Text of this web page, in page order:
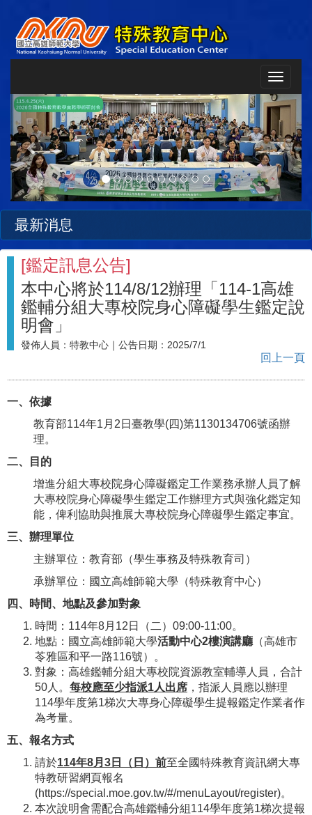
Toggle
Previous Next
最新消息
[鑑定訊息公告]
本中心將於114/8/12辦理「114-1高雄
鑑輔分組大專校院身心障礙學生鑑定說
明會」
發佈人員： 特教中心 ｜公告日期： 2025/7/1
回上一頁
一、依據
教育部114年1月2日臺教學(四)第1130134706號函辦
理。
二、目的
增進分組大專校院身心障礙鑑定工作業務承辦人員了解
大專校院身心障礙學生鑑定工作辦理方式與強化鑑定知
能，俾利協助與推展大專校院身心障礙學生鑑定事宜。
三、辦理單位
主辦單位：教育部（學生事務及特殊教育司）
承辦單位：國立高雄師範大學（特殊教育中心）
四、時間、地點及參加對象
時間：114年8月12日（二）09:00-11:00。
地點：國立高雄師範大學活動中心2樓演講廳 （高雄市
苓雅區和平一路116號）。
對象：高雄鑑輔分組大專校院資源教室輔導人員，合計
50人。 每校應至少指派1人出席 ，指派人員應以辦理
114學年度第1梯次大專身心障礙學生提報鑑定作業者作
為考量。
五、報名方式
請於114年8月 3 日（日）前至全國特殊教育資訊網大專
特教研習網頁報名
(https://special.moe.gov.tw/#/menuLayout/register)。
本次說明會需配合高雄鑑輔分組114學年度第1梯次提報